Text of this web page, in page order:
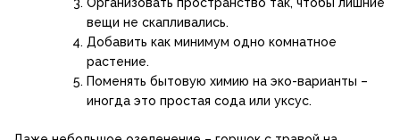
вещи не скапливались.
Добавить как минимум одно комнатное
растение.
Поменять бытовую химию на эко-варианты –
иногда это простая сода или уксус.